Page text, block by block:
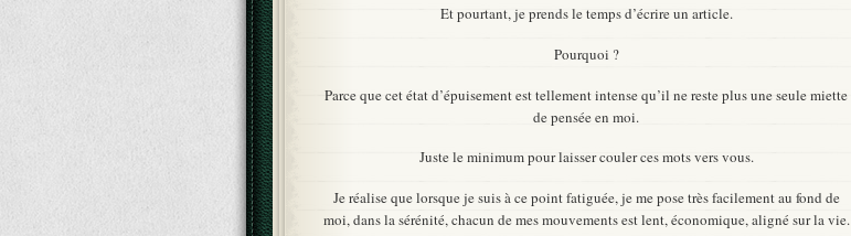
Et pourtant, je prends le temps d’écrire un article.
Pourquoi ?
Parce que cet état d’épuisement est tellement intense qu’il ne reste plus une seule miette
de pensée en moi.
Juste le minimum pour laisser couler ces mots vers vous.
Je réalise que lorsque je suis à ce point fatiguée, je me pose très facilement au fond de
moi, dans la sérénité, chacun de mes mouvements est lent, économique, aligné sur la vie.